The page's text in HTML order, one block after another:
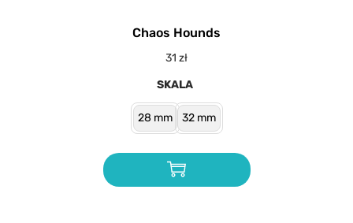
Chaos Hounds
31 zł
SKALA
28 mm 32 mm